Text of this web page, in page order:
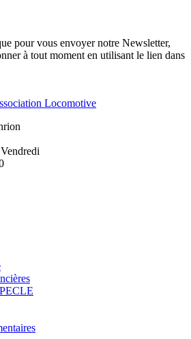
pour vous envoyer notre Newsletter,
à tout moment en utilisant le lien dans